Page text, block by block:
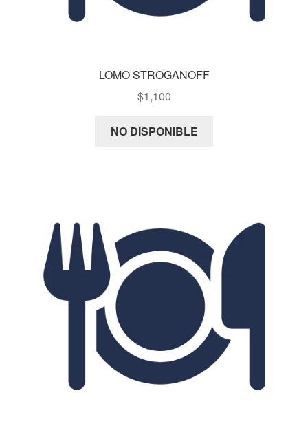
LOMO STROGANOFF
$1,100
NO DISPONIBLE